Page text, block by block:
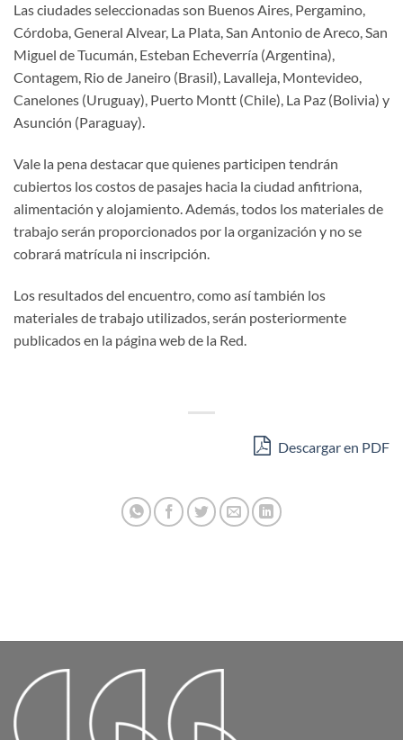
Las ciudades seleccionadas son Buenos Aires, Pergamino,
Córdoba, General Alvear, La Plata, San Antonio de Areco, San
Miguel de Tucumán, Esteban Echeverría (Argentina),
Contagem, Rio de Janeiro (Brasil), Lavalleja, Montevideo,
Canelones (Uruguay), Puerto Montt (Chile), La Paz (Bolivia) y
Asunción (Paraguay).
Vale la pena destacar que quienes participen tendrán
cubiertos los costos de pasajes hacia la ciudad anfitriona,
alimentación y alojamiento. Además, todos los materiales de
trabajo serán proporcionados por la organización y no se
cobrará matrícula ni inscripción.
Los resultados del encuentro, como así también los
materiales de trabajo utilizados, serán posteriormente
publicados en la página web de la Red.
Descargar en PDF